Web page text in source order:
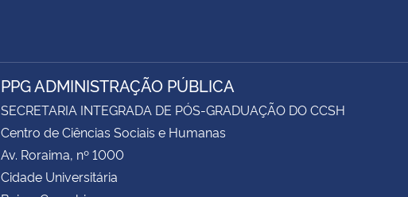
PPG ADMINISTRAÇÃO PÚBLICA
SECRETARIA INTEGRADA DE PÓS-GRADUAÇÃO DO CCSH
Centro de Ciências Sociais e Humanas
Av. Roraima, nº 1000
Cidade Universitária